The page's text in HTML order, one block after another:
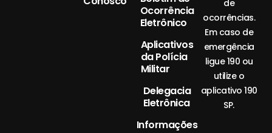
Ocorrência
Eletrônico
Aplicativos
da Polícia
Militar
Delegacia
Eletrônica
Informações
de
ocorrências.
Em caso de
emergência
ligue 190 ou
utilize o
aplicativo 190
SP.